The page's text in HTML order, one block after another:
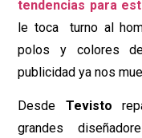
tendencias para
le toca turno al
polos y colores
publicidad ya nos
Desde Tevisto
grandes